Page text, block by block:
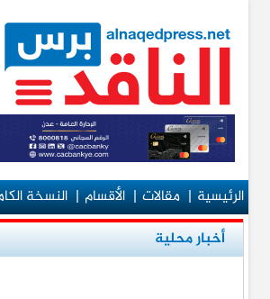
الرئيسية|مقالات|الأقسام|النسخة
أخبار محلية